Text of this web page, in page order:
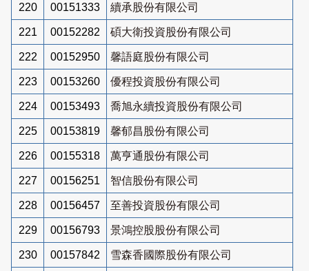
220 00151333 續承股份有限公司
221 00152282 碩大衛投資股份有限公司
222 00152950 馨語庭股份有限公司
223 00153260 優程投資股份有限公司
224 00153493 喬旭永續投資股份有限公司
225 00153819 馨郁昌股份有限公司
226 00155318 萬亨通股份有限公司
227 00156251 智信股份有限公司
228 00156457 至善投資股份有限公司
229 00156793 景鴻控股股份有限公司
230 00157842 雪森香國際股份有限公司